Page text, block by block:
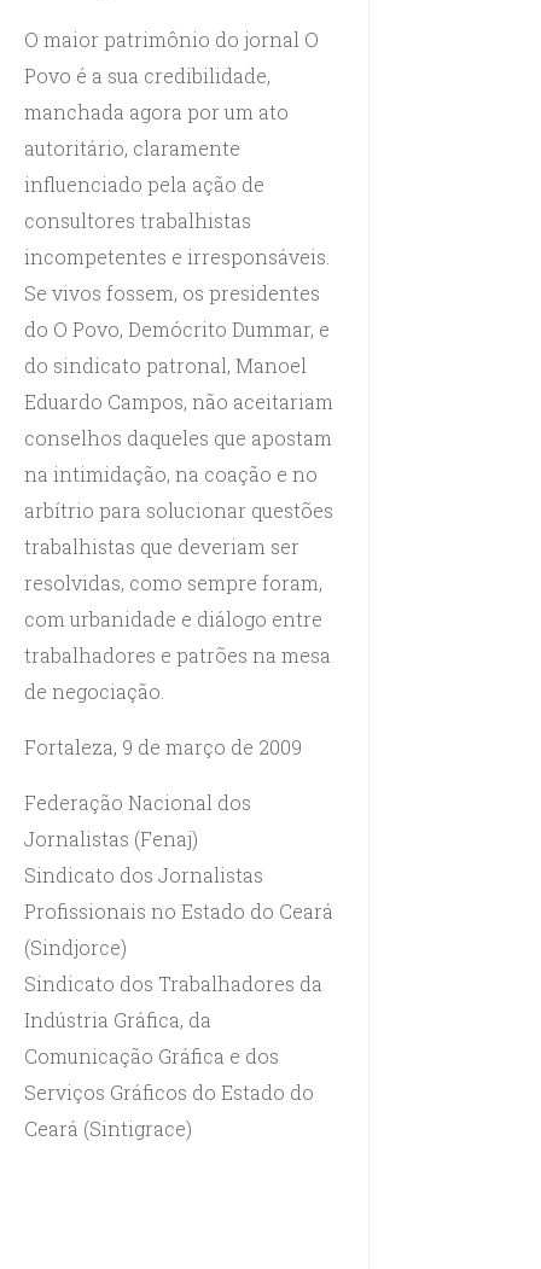
O maior patrimônio do jornal O
Povo é a sua credibilidade,
manchada agora por um ato
autoritário, claramente
influenciado pela ação de
consultores trabalhistas
incompetentes e irresponsáveis.
Se vivos fossem, os presidentes
do O Povo, Demócrito Dummar, e
do sindicato patronal, Manoel
Eduardo Campos, não aceitariam
conselhos daqueles que apostam
na intimidação, na coação e no
arbítrio para solucionar questões
trabalhistas que deveriam ser
resolvidas, como sempre foram,
com urbanidade e diálogo entre
trabalhadores e patrões na mesa
de negociação.
Fortaleza, 9 de março de 2009
Federação Nacional dos
Jornalistas (Fenaj)
Sindicato dos Jornalistas
Profissionais no Estado do Ceará
(Sindjorce)
Sindicato dos Trabalhadores da
Indústria Gráfica, da
Comunicação Gráfica e dos
Serviços Gráficos do Estado do
Ceará (Sintigrace)